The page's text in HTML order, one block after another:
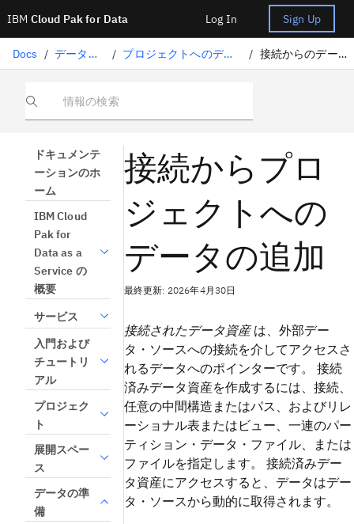
IBM Cloud Pak for Data Log In Sign Up
Docs / データの準備 / プロジェクトへのデータの追加 / 接続からのデータの追加
情報の検索
ドキュメンテ
ーションのホ
ーム
IBM Cloud
Pak for
Data as a
Service の
概要
サービス
入門および
チュートリ
アル
プロジェク
ト
展開スペー
ス
データの準
備
接続からプロ
ジェクトへの
データの追加
最終更新: 2026年4月30日
接続されたデータ資産は、外部デー
タ・ソースへの接続を介してアクセスさ
れるデータへのポインターです。 接続
済みデータ資産を作成するには、接続、
任意の中間構造またはパス、およびリレ
ーショナル表またはビュー、一連のパー
ティション・データ・ファイル、または
ファイルを指定します。 接続済みデー
タ資産にアクセスすると、データはデー
タ・ソースから動的に取得されます。